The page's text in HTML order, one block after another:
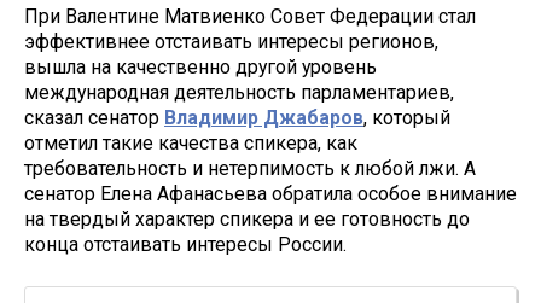
При Валентине Матвиенко Совет Федерации стал
эффективнее отстаивать интересы регионов,
вышла на качественно другой уровень
международная деятельность парламентариев,
сказал сенатор Владимир Джабаров, который
отметил такие качества спикера, как
требовательность и нетерпимость к любой лжи. А
сенатор Елена Афанасьева обратила особое внимание
на твердый характер спикера и ее готовность до
конца отстаивать интересы России.